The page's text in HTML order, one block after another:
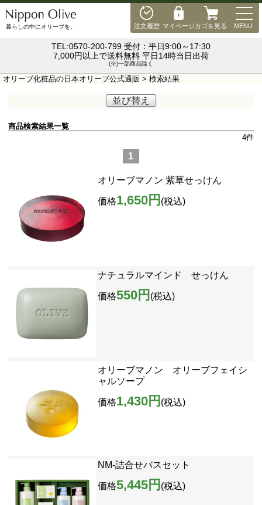
注文履歴 マイページカゴを見る MENU
暮らしの中にオリーブを。
TEL:0570-200-799 受付：平日9:00～17:30
7,000円以上で送料無料 平日14時当日出荷
(※)一部商品除く
オリーブ化粧品の日本オリーブ公式通販 > 検索結果
並び替え
商品検索結果一覧
4件
1
オリーブマノン 紫草せっけん
価格1,650円 (税込)
ナチュラルマインド せっけん
価格550円 (税込)
オリーブマノン オリーブフェイシ
ャルソープ
価格1,430円 (税込)
NM-詰合せバスセット
価格5,445円 (税込)